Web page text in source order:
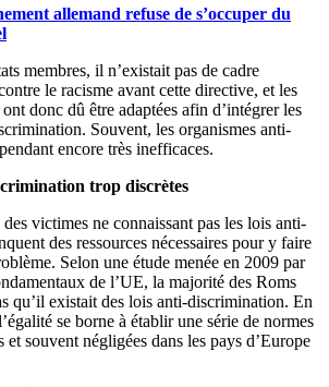
allemand refuse de s’occuper du
membres, il n’existait pas de cadre
le racisme avant cette directive, et les
donc dû être adaptées afin d’intégrer les
Souvent, les organismes anti-
encore très inefficaces.
trop discrètes
victimes ne connaissant pas les lois anti-
des ressources nécessaires pour y faire
Selon une étude menée en 2009 par
de l’UE, la majorité des Roms
qu’il existait des lois anti-discrimination. En
se borne à établir une série de normes
souvent négligées dans les pays d’Europe